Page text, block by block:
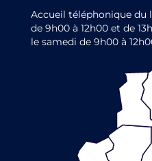
Accueil téléphonique du
de 9h00 à 12h00 et de
le samedi de 9h00 à